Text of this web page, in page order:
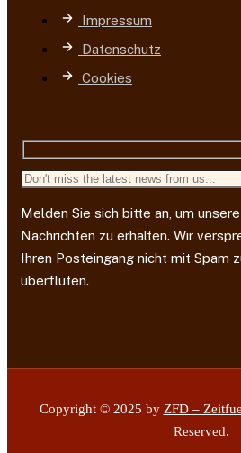
Impressum
Datenschutz
Cookies
Melden Sie sich bitte an, um
Nachrichten zu erhalten. Wir
Ihren Posteingang nicht mit Spam
überfluten.
Copyright © 2025 by ZFD –
Reserved.